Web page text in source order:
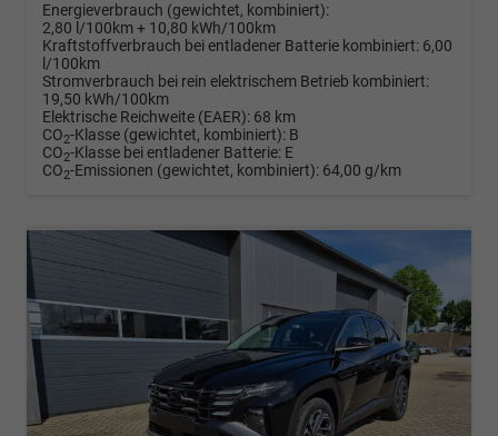
Energieverbrauch (gewichtet, kombiniert):
2,80 l/100km + 10,80 kWh/100km
Kraftstoffverbrauch bei entladener Batterie kombiniert: 6,00
l/100km
Stromverbrauch bei rein elektrischem Betrieb kombiniert:
19,50 kWh/100km
Elektrische Reichweite (EAER): 68 km
CO2-Klasse (gewichtet, kombiniert): B
CO2-Klasse bei entladener Batterie: E
CO2-Emissionen (gewichtet, kombiniert): 64,00 g/km